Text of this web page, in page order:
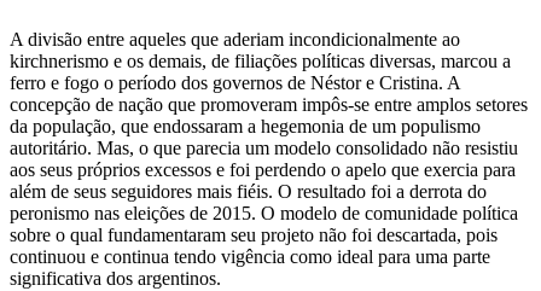
A divisão entre aqueles que aderiam incondicionalmente ao
kirchnerismo e os demais, de filiações políticas diversas, marcou a
ferro e fogo o período dos governos de Néstor e Cristina. A
concepção de nação que promoveram impôs-se entre amplos setores
da população, que endossaram a hegemonia de um populismo
autoritário. Mas, o que parecia um modelo consolidado não resistiu
aos seus próprios excessos e foi perdendo o apelo que exercia para
além de seus seguidores mais fiéis. O resultado foi a derrota do
peronismo nas eleições de 2015. O modelo de comunidade política
sobre o qual fundamentaram seu projeto não foi descartada, pois
continuou e continua tendo vigência como ideal para uma parte
significativa dos argentinos.